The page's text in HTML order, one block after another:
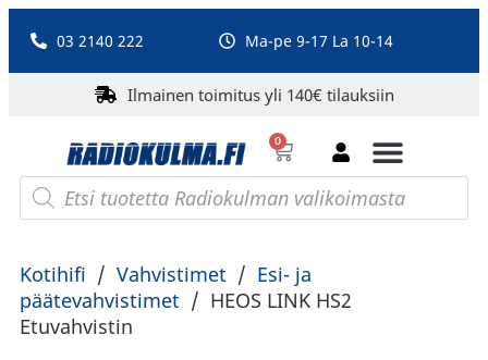
03 2140 222 Ma-pe 9-17 La 10-14
Ilmainen toimitus yli 140€ tilauksiin
0
Kotihifi / Vahvistimet / Esi- ja
päätevahvistimet / HEOS LINK HS2
Etuvahvistin